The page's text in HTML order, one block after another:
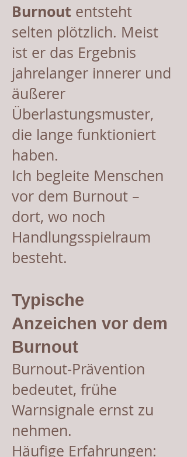
Burnout entsteht
selten plötzlich. Meist
ist er das Ergebnis
jahrelanger innerer und
äußerer
Überlastungsmuster,
die lange funktioniert
haben.
Ich begleite Menschen
vor dem Burnout –
dort, wo noch
Handlungsspielraum
besteht.
Typische
Anzeichen vor dem
Burnout
Burnout-Prävention
bedeutet, frühe
Warnsignale ernst zu
nehmen.
Häufige Erfahrungen: